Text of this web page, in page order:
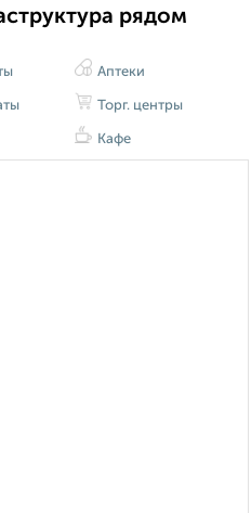
рядом
Аптеки
Торг. центры
Кафе